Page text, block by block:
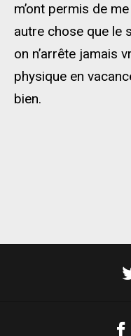
m’ont permis de
autre chose que le
on n’arrête jamais
physique en
bien.